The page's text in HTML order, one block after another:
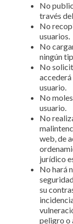
No
través
No
usuarios.
No
ningún
No
usuario.
No
usuario.
No
web, de
jurídico
No hará
su
peligro o